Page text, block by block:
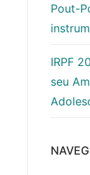
Pout-
IRPF
seu